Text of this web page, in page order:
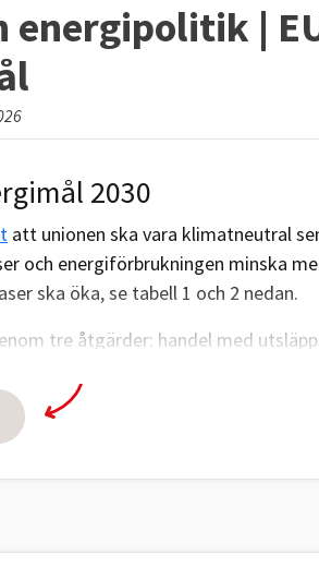
energipolitik |
2030
att unionen ska vara klimatneutral
och energiförbrukningen minska
ska öka, se tabell 1 och 2 nedan.
tre åtgärder: handel med
handel med utsläppsrätter (ETS)
Men det finns två
i skog och mark (LULUCF).